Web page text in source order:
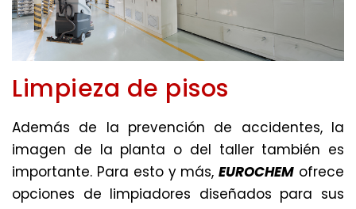
Limpieza de pisos
Además de la prevención de accidentes, la
imagen de la planta o del taller también es
importante. Para esto y más,EUROCHEM ofrece
opciones de limpiadores diseñados para sus